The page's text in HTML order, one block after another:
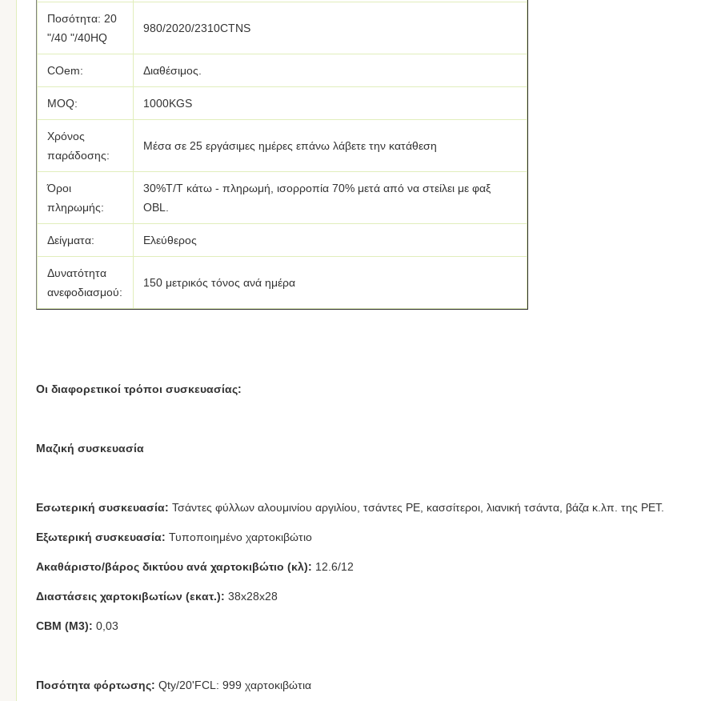
Ποσότητα: 20
"/40 "/40HQ
980/2020/2310CTNS
COem: Διαθέσιμος.
MOQ: 1000KGS
Χρόνος
παράδοσης:
Μέσα σε 25 εργάσιμες ημέρες επάνω λάβετε την κατάθεση
Όροι
πληρωμής:
30%T/T κάτω - πληρωμή, ισορροπία 70% μετά από να στείλει με φαξ
OBL.
Δείγματα: Ελεύθερος
Δυνατότητα
ανεφοδιασμού:
150 μετρικός τόνος ανά ημέρα
Οι διαφορετικοί τρόποι συσκευασίας:
Μαζική συσκευασία
Εσωτερική συσκευασία: Τσάντες φύλλων αλουμινίου αργιλίου, τσάντες PE, κασσίτεροι, λιανική τσάντα, βάζα κ.λπ. της PET.
Εξωτερική συσκευασία: Τυποποιημένο χαρτοκιβώτιο
Ακαθάριστο/βάρος δικτύου ανά χαρτοκιβώτιο (κλ): 12.6/12
Διαστάσεις χαρτοκιβωτίων (εκατ.): 38x28x28
CBM (Μ3): 0,03
Ποσότητα φόρτωσης: Qty/20'FCL: 999 χαρτοκιβώτια